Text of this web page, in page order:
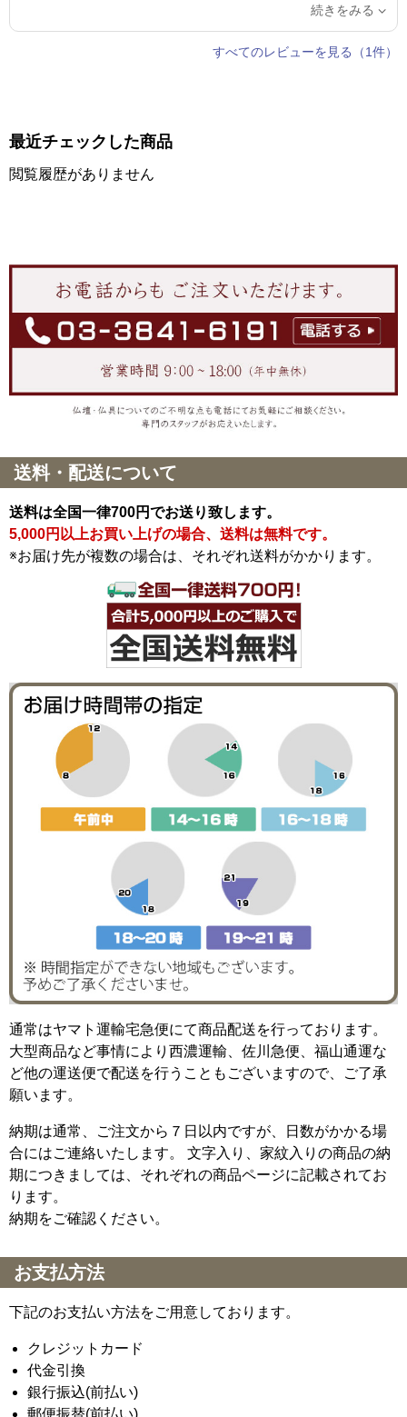
も大変気に入ったようです。ありがとうございました。続きをみる
すべてのレビューを見る（1件）
最近チェックした商品
閲覧履歴がありません
送料・配送について
送料は全国一律700円でお送り致します。
5,000円以上お買い上げの場合、送料は無料です。
※お届け先が複数の場合は、それぞれ送料がかかります。
通常はヤマト運輸宅急便にて商品配送を行っております。
大型商品など事情により西濃運輸、佐川急便、福山通運な
ど他の運送便で配送を行うこともございますので、ご了承
願います。
納期は通常、ご注文から７日以内ですが、日数がかかる場
合にはご連絡いたします。 文字入り、家紋入りの商品の納
期につきましては、それぞれの商品ページに記載されてお
ります。
納期をご確認ください。
お支払方法
下記のお支払い方法をご用意しております。
クレジットカード
代金引換
銀行振込(前払い)
郵便振替(前払い)